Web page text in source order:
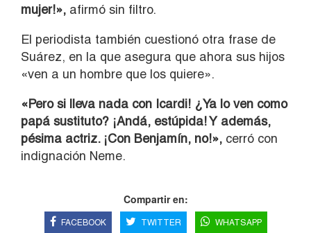
mujer!», afirmó sin filtro.
El periodista también cuestionó otra frase de
Suárez, en la que asegura que ahora sus hijos
«ven a un hombre que los quiere».
«Pero si lleva nada con Icardi! ¿Ya lo ven como
papá sustituto? ¡Andá, estúpida! Y además,
pésima actriz. ¡Con Benjamín, no!», cerró con
indignación Neme.
Compartir en:
FACEBOOK TWITTER WHATSAPP